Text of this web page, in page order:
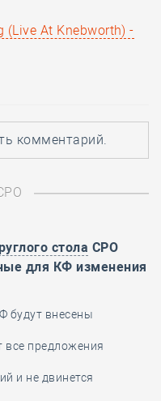
(Live At Knebworth) -
комментарий.
стола СРО
для КФ изменения
будут внесены
все предложения
и не двинется